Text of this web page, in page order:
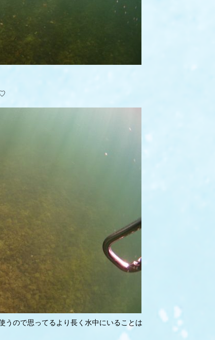
うので思ってるより長く水中にいることは